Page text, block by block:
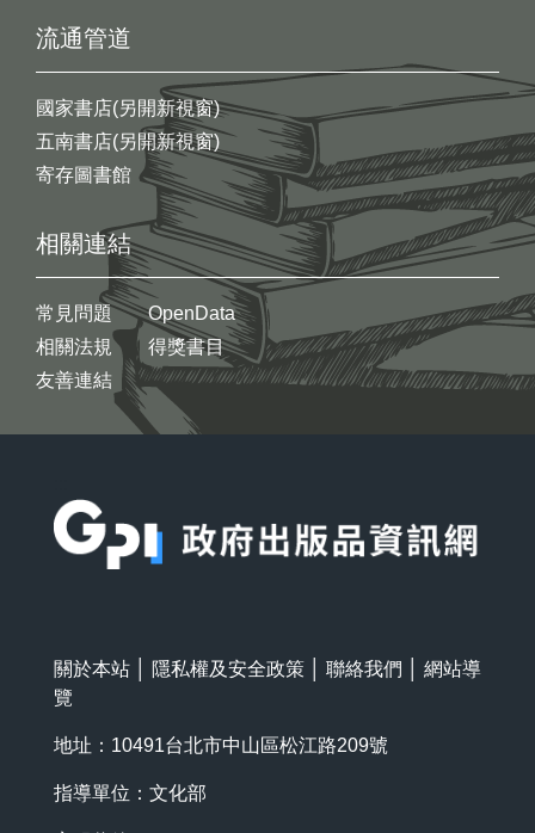
流通管道
國家書店(另開新視窗)
五南書店(另開新視窗)
寄存圖書館
相關連結
常見問題
相關法規
友善連結
OpenData
得獎書目
關於本站 隱私權及安全政策 聯絡我們
網站導
覽
地址：10491台北市中山區松江路209號
指導單位：文化部